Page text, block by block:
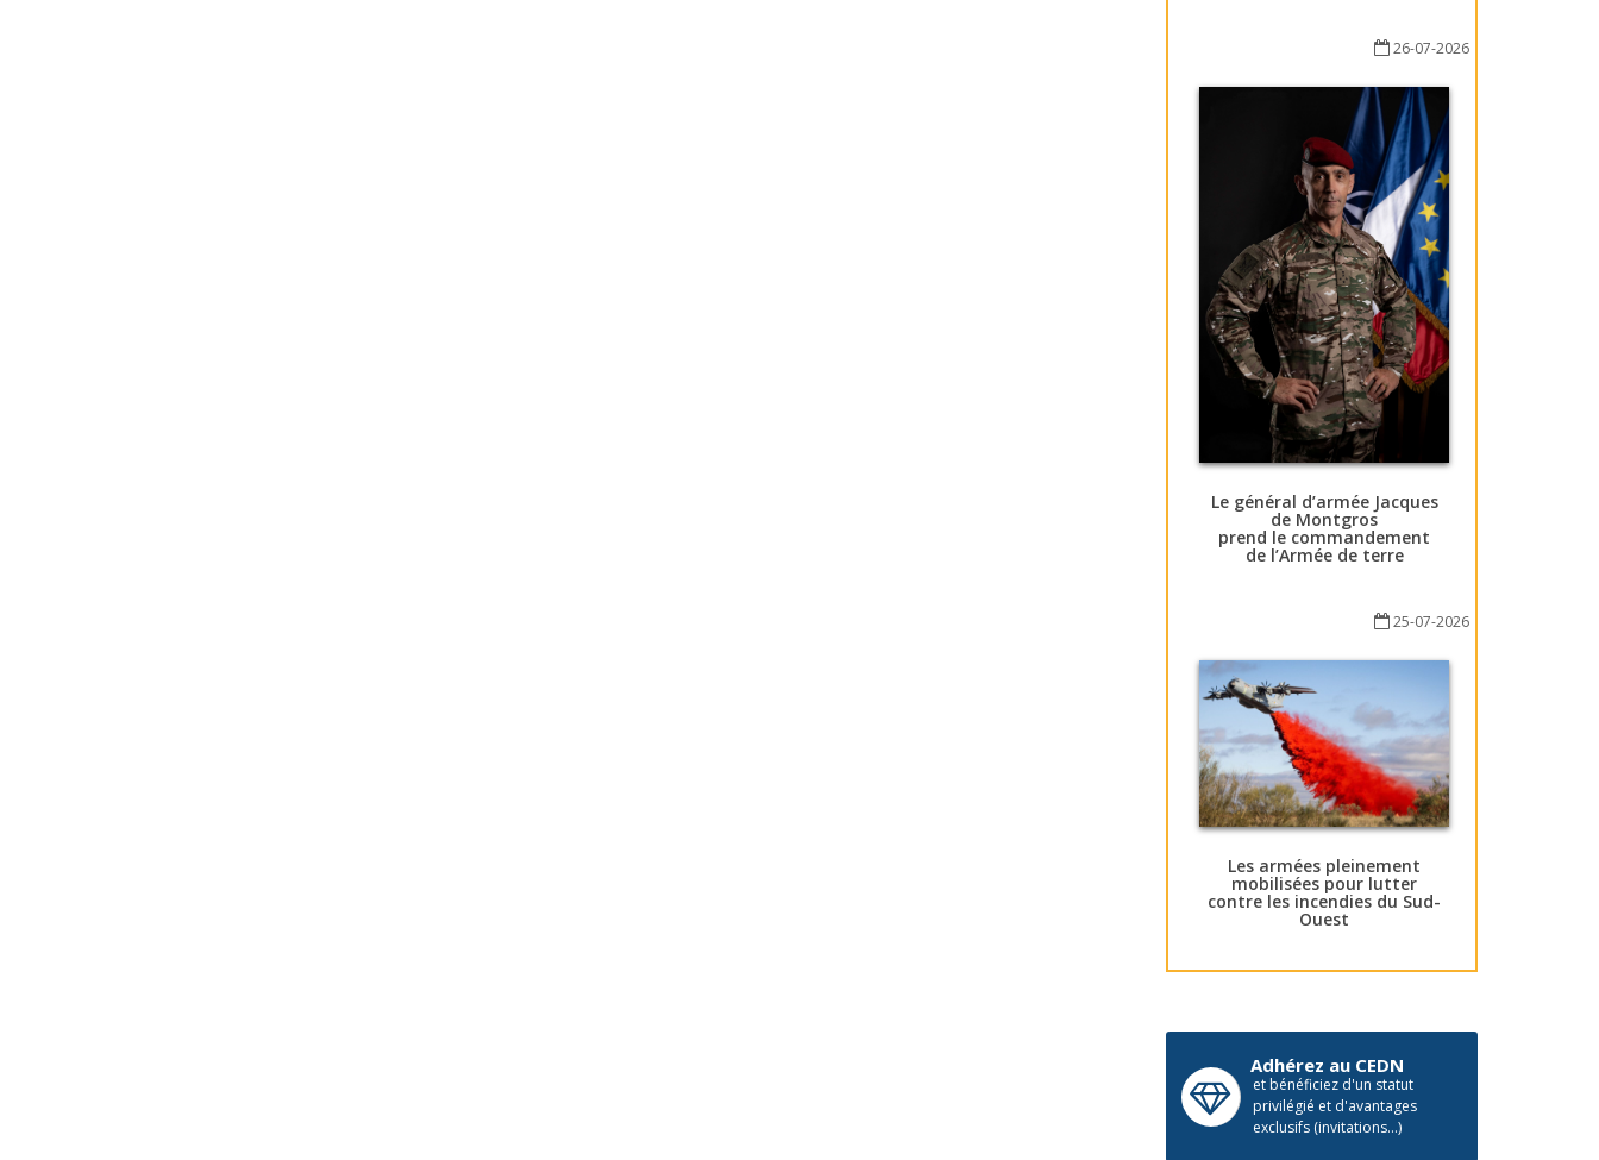
26-07-2026
Le général d’armée Jacques
de Montgros
prend le commandement
de l’Armée de terre
25-07-2026
Les armées pleinement
mobilisées pour lutter
contre les incendies du Sud-
Ouest
Adhérez au CEDN
et bénéficiez d'un statut
privilégié et d'avantages
exclusifs (invitations...)